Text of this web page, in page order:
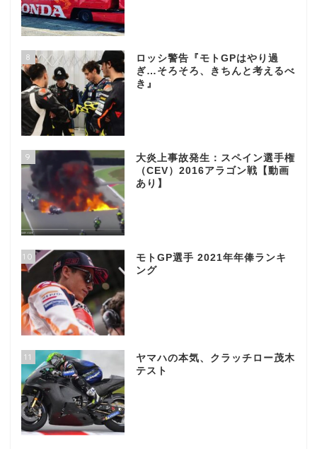
8
ロッシ警告『モトGPはやり過
ぎ…そろそろ、きちんと考えるべ
き』
9
大炎上事故発生：スペイン選手権
（CEV）2016アラゴン戦【動画
あり】
10
モトGP選手 2021年年俸ランキ
ング
11
ヤマハの本気、クラッチロー茂木
テスト